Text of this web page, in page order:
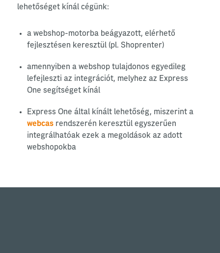
lehetőséget kínál cégünk:
a webshop-motorba beágyazott, elérhető
fejlesztésen keresztül (pl. Shoprenter)
amennyiben a webshop tulajdonos egyedileg
lefejleszti az integrációt, melyhez az Express
One segítséget kínál
Express One által kínált lehetőség, miszerint a
webcas rendszerén keresztül egyszerűen
integrálhatóak ezek a megoldások az adott
webshopokba